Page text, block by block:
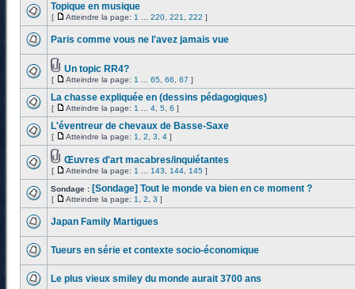
Topique en musique
[ Atteindre la page: 1 220 221 222 ]
Paris comme vous ne l'avez jamais vue
Un topic RR4?
[ Atteindre la page: 1 65 66 67 ]
La chasse expliquée en (dessins pédagogiques)
[ Atteindre la page: 1 4 5 6 ]
L'éventreur de chevaux de Basse-Saxe
[ Atteindre la page: 1 2 3 4 ]
Œuvres d'art macabres/inquiétantes
[ Atteindre la page: 1 143 144 145 ]
Sondage : [Sondage] Tout le monde va bien en ce moment ?
[ Atteindre la page: 1 2 3 ]
Japan Family Martigues
Tueurs en série et contexte socio-économique
Le plus vieux smiley du monde aurait 3700 ans